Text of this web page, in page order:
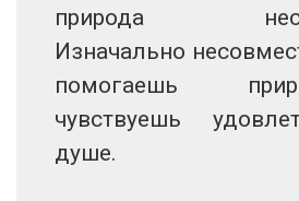
природа
Изначально
помогаешь
чувствуешь
душе.